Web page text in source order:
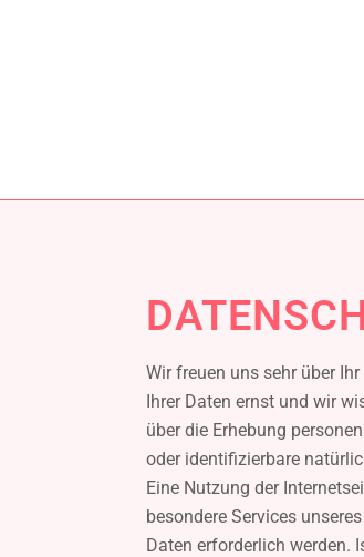
Wir freuen uns sehr über
Ihrer Daten ernst und wir
über die Erhebung
oder identifizierbare
Eine Nutzung der
besondere Services
Daten erforderlich werden.